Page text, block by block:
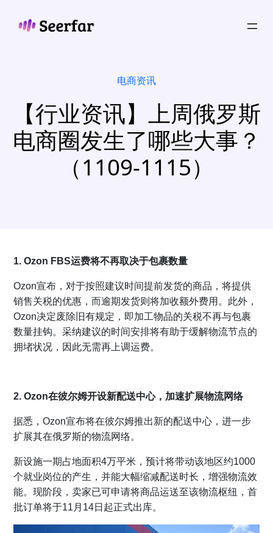
电商资讯
【行业资讯】上周俄罗斯
电商圈发生了哪些大事？
（1109-1115）
1. Ozon FBS运费将不再取决于包裹数量
Ozon宣布，对于按照建议时间提前发货的商品，将提供
销售关税的优惠，而逾期发货则将加收额外费用。此外，
Ozon决定废除旧有规定，即加工物品的关税不再与包裹
数量挂钩。采纳建议的时间安排将有助于缓解物流节点的
拥堵状况，因此无需再上调运费。
2. Ozon在彼尔姆开设新配送中心，加速扩展物流网络
据悉，Ozon宣布将在彼尔姆推出新的配送中心，进一步
扩展其在俄罗斯的物流网络。
新设施一期占地面积4万平米，预计将带动该地区约1000
个就业岗位的产生，并能大幅缩减配送时长，增强物流效
能。现阶段，卖家已可申请将商品运送至该物流枢纽，首
批订单将于11月14日起正式出库。